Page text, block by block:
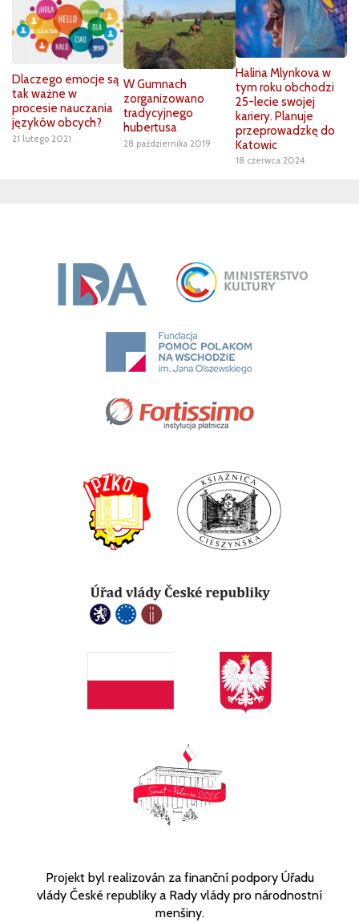
Dlaczego emocje są
tak ważne w
procesie nauczania
języków obcych?
21 lutego 2021
W Gumnach
zorganizowano
tradycyjnego
hubertusa
28 października 2019
Halina Mlynkova w
tym roku obchodzi
25-lecie swojej
kariery. Planuje
przeprowadzkę do
Katowic
18 czerwca 2024
Projekt byl realizován za finanční podpory Úřadu
vlády České republiky a Rady vlády pro národnostní
menšiny.